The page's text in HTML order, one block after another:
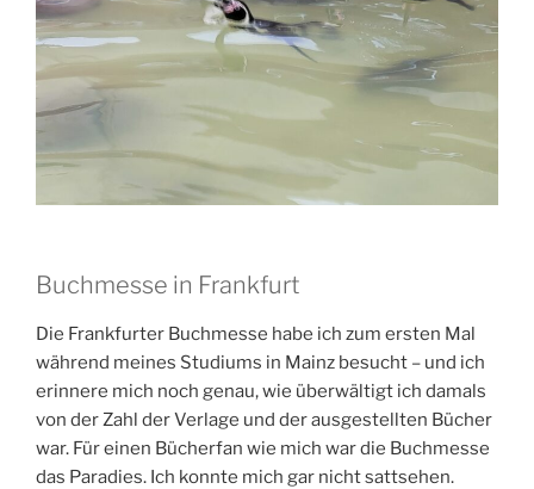
Buchmesse in Frankfurt
Die Frankfurter Buchmesse habe ich zum ersten Mal
während meines Studiums in Mainz besucht – und ich
erinnere mich noch genau, wie überwältigt ich damals
von der Zahl der Verlage und der ausgestellten Bücher
war. Für einen Bücherfan wie mich war die Buchmesse
das Paradies. Ich konnte mich gar nicht sattsehen.